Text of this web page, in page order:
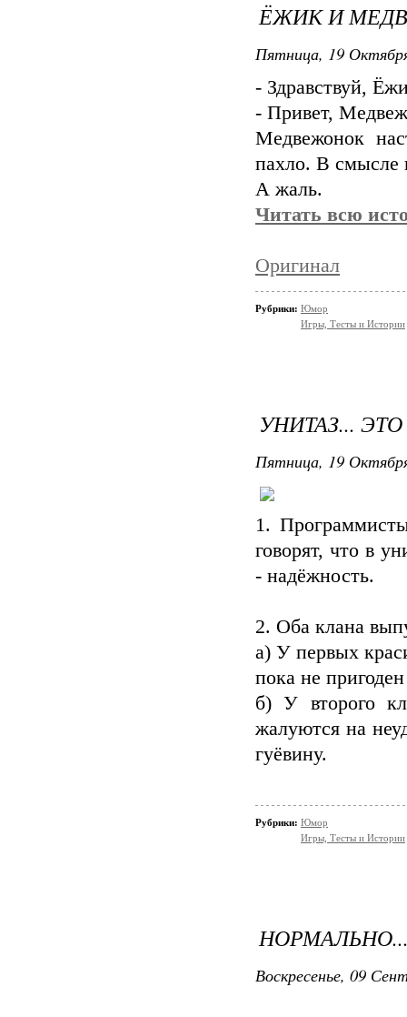
ЁЖИК И
Пятница, 19
- Здравствуй,
- Привет,
Медвежонок
пахло. В смысле
А жаль.
Читать всю
Оригинал
Рубрики: Юмор
Игры, Тесты и Истории
УНИТАЗ...
Пятница, 19
1.
говорят, что в
- надёжность.
2. Оба клана
а) У первых
пока не
б) У второго
жалуются на
гуёвину.
Рубрики: Юмор
Игры, Тесты и Истории
Воскресенье, 09